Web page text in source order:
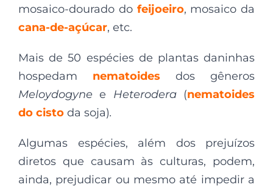
mosaico-dourado do feijoeiro, mosaico da
cana-de-açúcar, etc.
Mais de 50 espécies de plantas daninhas
hospedam
nematoides dos gêneros
Meloydogyne e Heterodera (nematoides
do cisto da soja).
Algumas espécies, além dos prejuízos
diretos que causam às culturas, podem,
ainda, prejudicar ou mesmo até impedir a